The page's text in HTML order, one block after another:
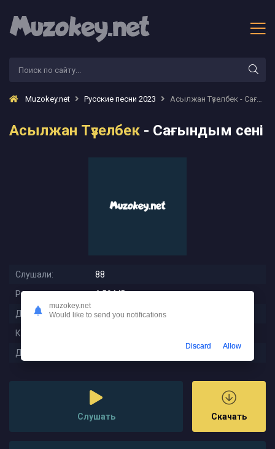
Muzokey.net Русские песни 2023 Асылжан Түзелбек - Сағындым сені
Асылжан Түзелбек - Сағындым сені
Слушали:
88
Размер:
6.59 MB
Длительность:
2:51
Качество:
Дата релиза:
Слушать Скачать
muzokey.net
Would like to send you notifications
Discard Allow